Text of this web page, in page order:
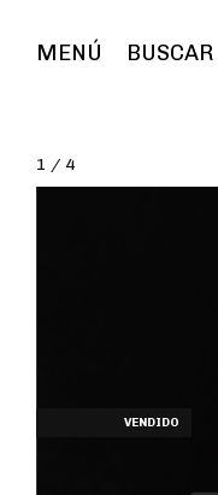
MENÚ BUSCAR
1 / 4